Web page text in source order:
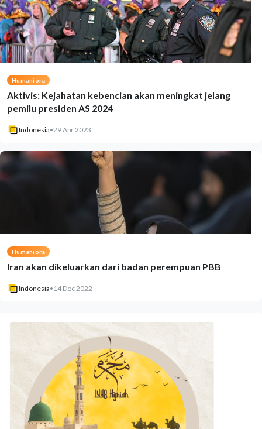
Humaniora
Aktivis: Kejahatan kebencian akan meningkat jelang
pemilu presiden AS 2024
Indonesia•29 Apr 2023
Humaniora
Iran akan dikeluarkan dari badan perempuan PBB
Indonesia• 14 Dec 2022